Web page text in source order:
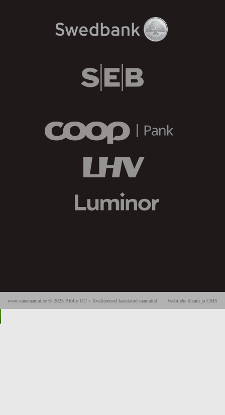
Veebilehe disain ja CMS
www.vanaraamat.ee © 2025 Biblio OÜ » Kvaliteetsed kasutatud raamatud